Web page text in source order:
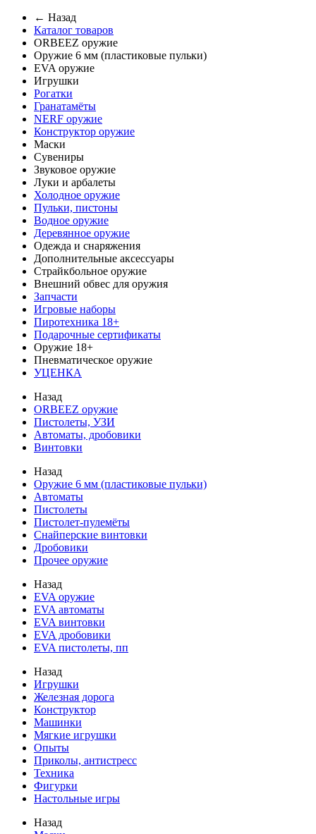
← Назад
Каталог товаров
ORBEEZ оружие
Оружие 6 мм (пластиковые пульки)
EVA оружие
Игрушки
Рогатки
Гранатамёты
NERF оружие
Конструктор оружие
Маски
Сувениры
Звуковое оружие
Луки и арбалеты
Холодное оружие
Пульки, пистоны
Водное оружие
Деревянное оружие
Одежда и снаряжения
Дополнительные аксессуары
Страйкбольное оружие
Внешний обвес для оружия
Запчасти
Игровые наборы
Пиротехника 18+
Подарочные сертификаты
Оружие 18+
Пневматическое оружие
УЦЕНКА
Назад
ORBEEZ оружие
Пистолеты, УЗИ
Автоматы, дробовики
Винтовки
Назад
Оружие 6 мм (пластиковые пульки)
Автоматы
Пистолеты
Пистолет-пулемёты
Снайперские винтовки
Дробовики
Прочее оружие
Назад
EVA оружие
EVA автоматы
EVA винтовки
EVA дробовики
EVA пистолеты, пп
Назад
Игрушки
Железная дорога
Конструктор
Машинки
Мягкие игрушки
Опыты
Приколы, антистресс
Техника
Фигурки
Настольные игры
Назад